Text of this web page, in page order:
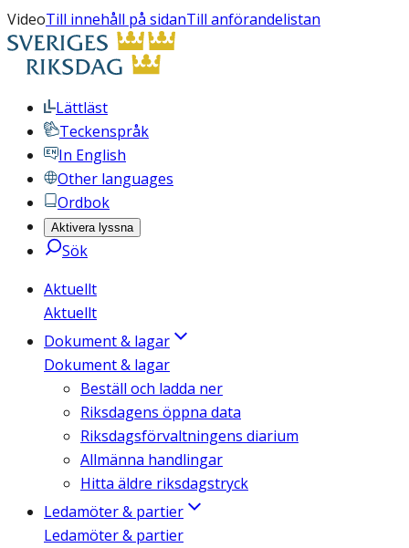
VideoTill innehåll på sidanTill anförandelistan
Lättläst
Teckenspråk
In English
Other languages
Ordbok
Aktivera lyssna
Sök
Aktuellt
Aktuellt
Dokument & lagar
Dokument & lagar
Beställ och ladda ner
Riksdagens öppna data
Riksdagsförvaltningens diarium
Allmänna handlingar
Hitta äldre riksdagstryck
Ledamöter & partier
Ledamöter & partier